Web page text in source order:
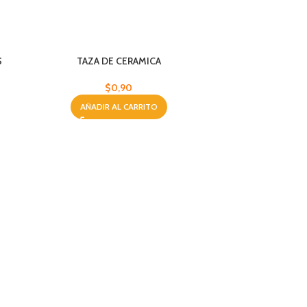
TAZA DE CERAMICA
$0,90
AÑADIR AL CARRITO